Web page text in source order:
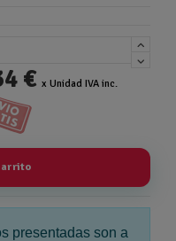
€ x Unidad IVA inc.
presentadas son a